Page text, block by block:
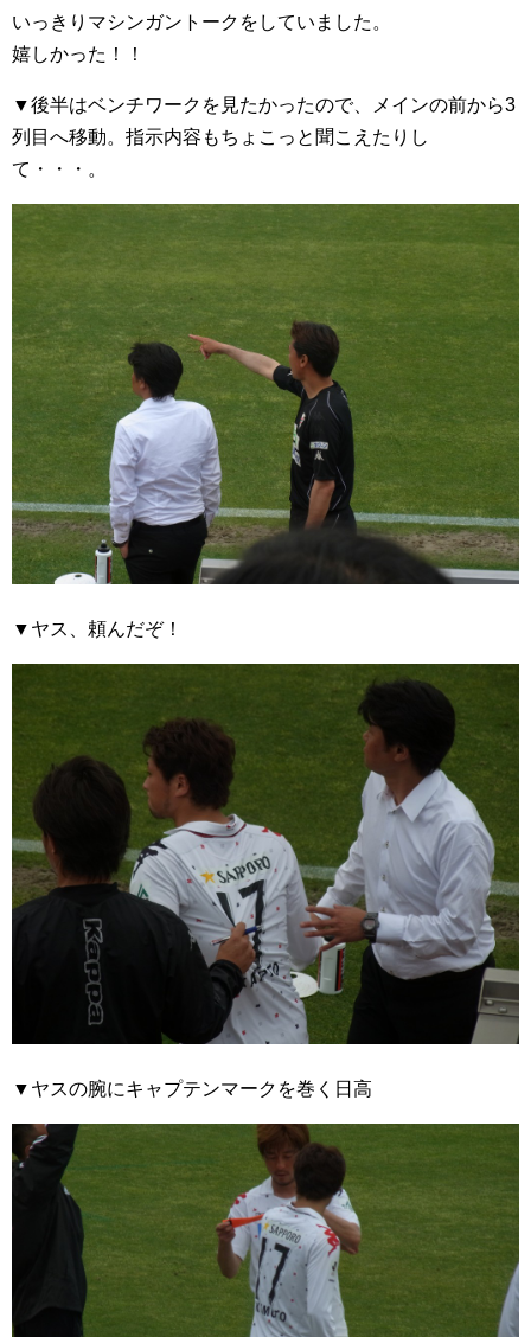
いっきりマシンガントークをしていました。
嬉しかった！！
▼後半はベンチワークを見たかったので、メインの前から3
列目へ移動。指示内容もちょこっと聞こえたりし
て・・・。
▼ヤス、頼んだぞ！
▼ヤスの腕にキャプテンマークを巻く日高